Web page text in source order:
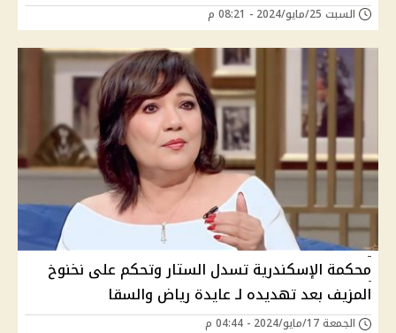
السبت 25/مايو/2024 - 08:21 م
محكمة الإسكندرية تسدل الستار وتحكم على نخنوخ
المزيف بعد تهديده لـ عايدة رياض والسقا
الجمعة 17/مايو/2024 - 04:44 م